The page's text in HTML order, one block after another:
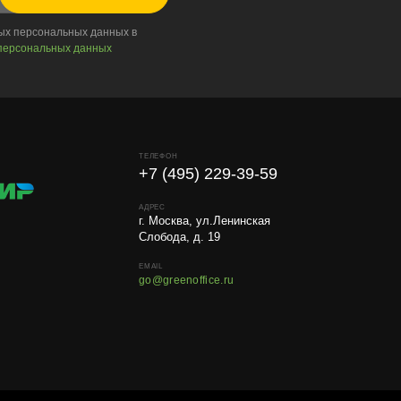
персональных данных в
данных
ТЕЛЕФОН
+7 (495) 229-39-59
АДРЕС
г. Москва, ул.Ленинская
Слобода, д. 19
EMAIL
go@greenoffice.ru